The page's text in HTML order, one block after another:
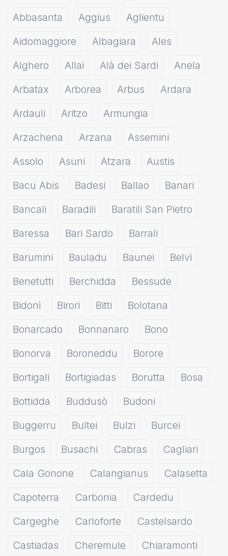
Abbasanta
Aggius
Aglientu
Aidomaggiore
Albagiara
Ales
Alghero
Allai Alà dei Sardi
Anela
Arbatax
Arborea Arbus
Ardara
Ardauli
Aritzo
Armungia
Arzachena
Arzana
Assemini
Assolo
Asuni Atzara
Austis
Bacu Abis
Badesi Ballao
Banari
Bancali
Baradili
Baratili San Pietro
Baressa
Bari Sardo
Barrali
Barumini
Bauladu Baunei
Belvì
Benetutti
Berchidda
Bessude
Bidonì
Birori Bitti
Bolotana
Bonarcado
Bonnanaro
Bono
Bonorva
Boroneddu
Borore
Bortigali
Bortigiadas Borutta
Bosa
Bottidda
Buddusò
Budoni
Buggerru
Bultei Bulzi
Burcei
Burgos
Busachi Cabras
Cagliari
Cala Gonone
Calangianus
Calasetta
Capoterra
Carbonia
Cardedu
Cargeghe
Carloforte
Castelsardo
Castiadas
Cheremule Chiaramonti